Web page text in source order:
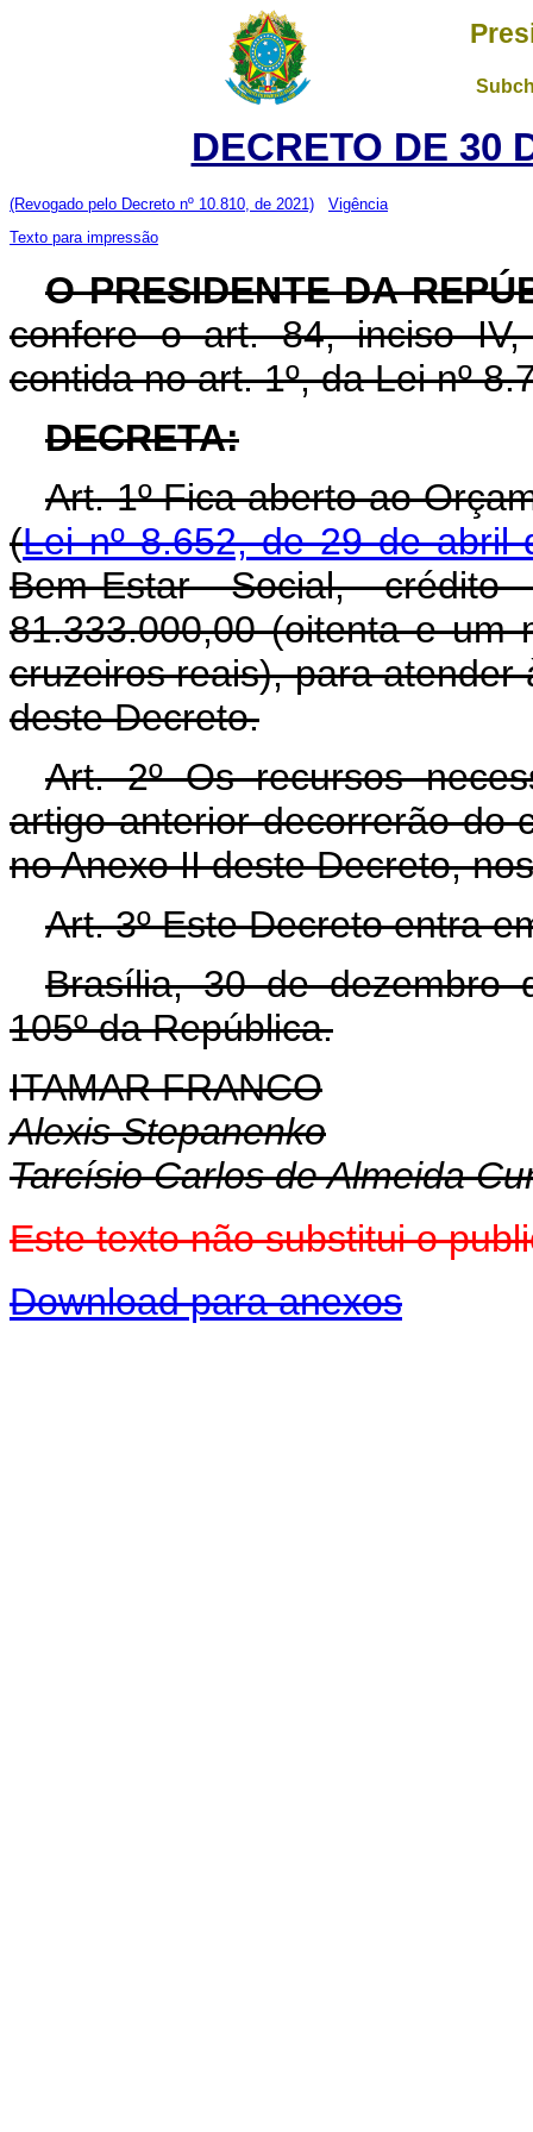
DECRETO DE 30
(Revogado pelo Decreto nº 10.810, de 2021)
Vigência
Texto para impressão
O PRESIDENTE DA
confere o art. 84, inciso
contida no art. 1º, da Lei nº
DECRETA:
Art. 1º Fica aberto ao
(Lei nº 8.652, de 29 de abril
Bem-Estar Social,
81.333.000,00 (oitenta e um
cruzeiros reais), para
deste Decreto.
Art. 2º Os recursos
artigo anterior decorrerão do
no Anexo II deste Decreto,
Art. 3º Este Decreto entra
Brasília, 30 de dezembro
105º da República.
ITAMAR FRANCO
Alexis Stepanenko
Tarcísio Carlos de Almeida
Este texto não substitui o
Download para anexos